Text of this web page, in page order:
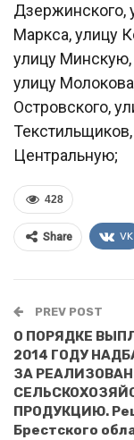
Дзержинского,
Маркса, улицу
улицу
улицу
Островского,
Центральную;
428
Share VK
PREV POST
О ПОРЯДКЕ
2014 ГОДУ
ЗА
ПРОДУКЦИЮ.
Брестского